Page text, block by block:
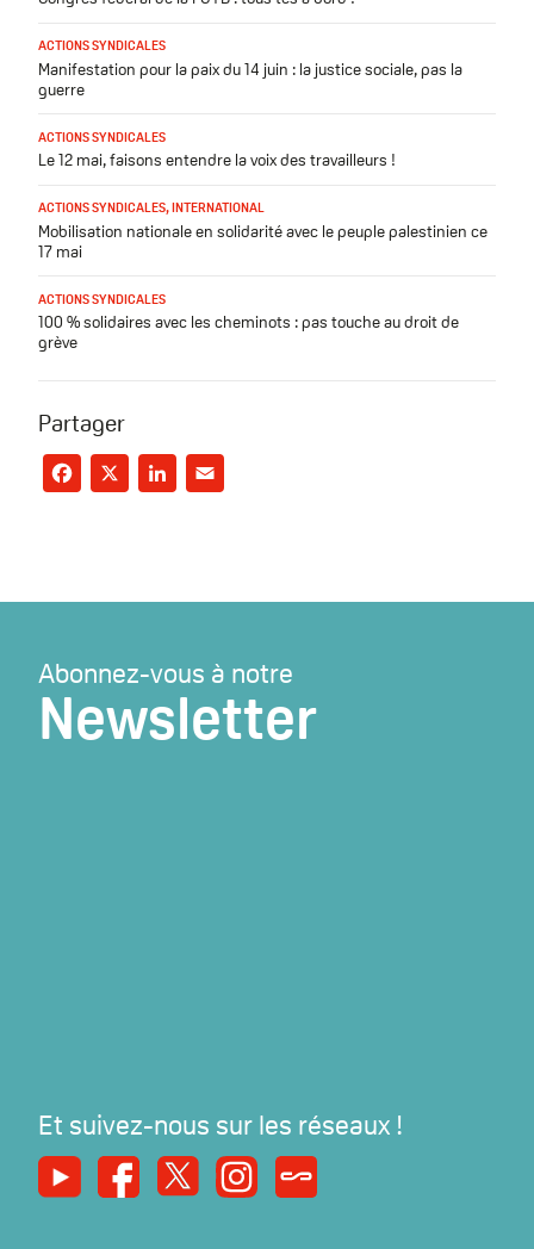
ACTIONS SYNDICALES
Manifestation pour la paix du 14 juin : la justice sociale, pas la
guerre
ACTIONS SYNDICALES
Le 12 mai, faisons entendre la voix des travailleurs !
ACTIONS SYNDICALES,INTERNATIONAL
Mobilisation nationale en solidarité avec le peuple palestinien ce
17 mai
ACTIONS SYNDICALES
100 % solidaires avec les cheminots : pas touche au droit de
grève
Partager
Facebook
X LinkedIn
Abonnez-vous à notre
Newsletter
Et suivez-nous sur les réseaux !
Youtube Facebook
X InstagramSyndicats Magazine